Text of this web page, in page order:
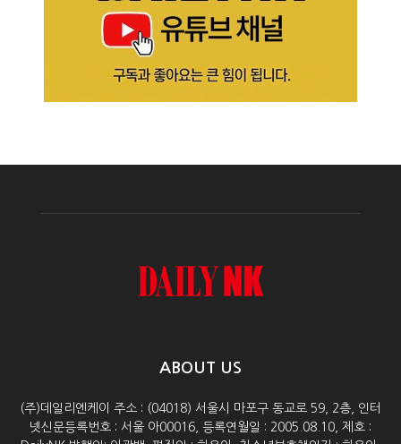
ABOUT US
(주)데일리엔케이 주소 : (04018) 서울시 마포구 동교로 59, 2층, 인터
넷신문등록번호 : 서울 아00016, 등록연월일 : 2005.08.10, 제호 :